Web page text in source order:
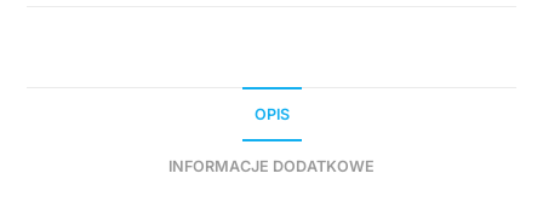
OPIS
INFORMACJE DODATKOWE